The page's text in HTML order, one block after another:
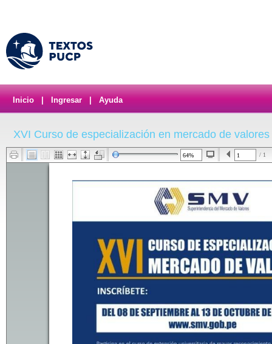
Inicio Ingresar Ayuda
XVI Curso de especialización en mercado de valores
/ 1